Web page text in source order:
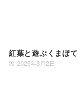
紅葉と遊ぶくまぽて
2026年3月2日